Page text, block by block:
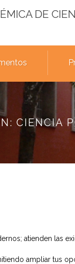
DE
CIENCIA
atienden las
ampliar tus